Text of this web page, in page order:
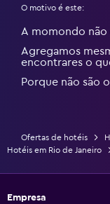
O motivo é este:
A momondo
Agregamos
encontrares o
Porque não são
Ofertas de hotéis
Hotéis em Rio de Janeiro
Empresa